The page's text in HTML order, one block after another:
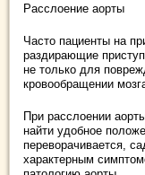
Расслоение аорты
Часто пациенты на
раздирающие
не только для
кровообращении
При расслоении
найти удобное
переворачивается,
характерным